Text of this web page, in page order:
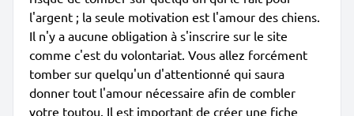
l'argent ; la seule motivation est l'amour des chiens.
Il n'y a aucune obligation à s'inscrire sur le site
comme c'est du volontariat. Vous allez forcément
tomber sur quelqu'un d'attentionné qui saura
donner tout l'amour nécessaire afin de combler
votre toutou. Il est important de créer une fiche